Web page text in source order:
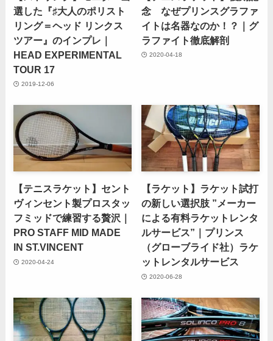
選した『♯大人のポリスト
リング＝ヘッド リンクス
ツアー』のインプレ｜
HEAD EXPERIMENTAL
TOUR 17
2019-12-06
念 なぜプリンスグラファ
イトは名器なのか！？｜グ
ラファイト徹底解剖
2020-04-18
【テニスラケット】セント
ヴィンセント製プロスタッ
フミッドで練習する贅沢｜
PRO STAFF MID MADE
IN ST.VINCENT
2020-04-24
【ラケット】ラケット試打
の新しい選択肢 ”メーカー
による有料ラケットレンタ
ルサービス”｜プリンス
（グローブライド社）ラケ
ットレンタルサービス
2020-06-28